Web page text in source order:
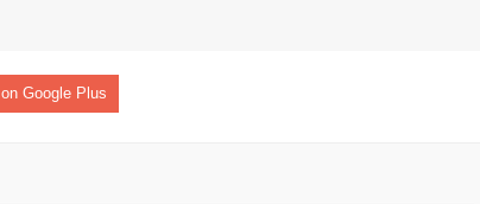
tiene nombre de obra
gobierno
Matecaña fortalece su conectividad con una nueva
Google Plus